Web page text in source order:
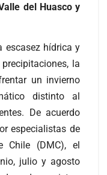
del Huasco y
escasez hídrica y
la
un invierno
distinto al
De acuerdo
especialistas de
Chile (DMC), el
julio y agosto